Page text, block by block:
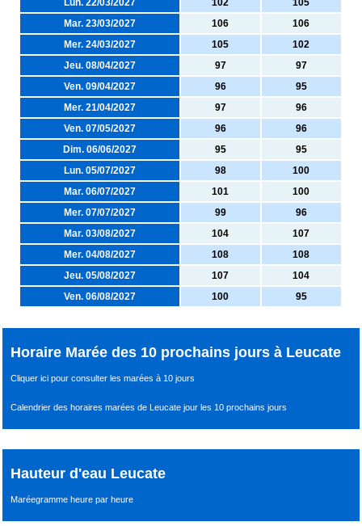
Lun. 22/03/2027 102
105
Mar. 23/03/2027
106
106
Mer. 24/03/2027
105
102
Jeu. 08/04/2027
97
97
Ven. 09/04/2027
96
95
Mer. 21/04/2027
97
96
Ven. 07/05/2027
96
96
Dim. 06/06/2027
95
95
Lun. 05/07/2027
98
100
Mar. 06/07/2027
101
100
Mer. 07/07/2027
99
96
Mar. 03/08/2027
104
107
Mer. 04/08/2027
108
108
Jeu. 05/08/2027
107
104
Ven. 06/08/2027
100 95
Horaire Marée des 10 prochains jours à Leucate
Cliquer ici pour consulter les marées à 10 jours
Calendrier des horaires marées de Leucate jour les 10 prochains jours
Hauteur d'eau Leucate
Maréegramme heure par heure